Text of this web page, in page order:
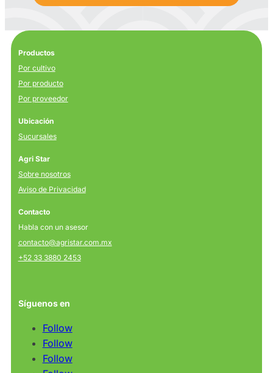
Productos
Por cultivo
Por producto
Por proveedor
Ubicación
Sucursales
Agri Star
Sobre nosotros
Aviso de Privacidad
Contacto
Habla con un asesor
contacto@agristar.com.mx
+52 33 3880 2453
Síguenos en
Follow
Follow
Follow